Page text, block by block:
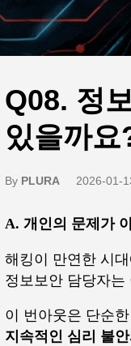
Q08. 정
있을까
By PLURA 2026-01-
A. 개인의 문제가
해킹이 만연한 시대
정보보안 담당자는
이 번아웃은 단순
지속적인 심리 불